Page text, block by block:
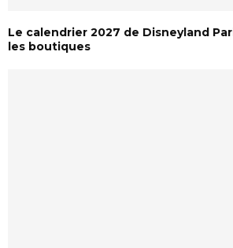
Le calendrier 2027 de Disneyland
les boutiques